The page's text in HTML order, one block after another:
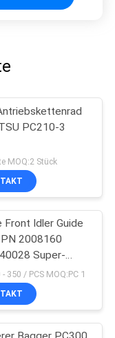
PC210-3
MOQ:2 Stück
Front Idler Guide
2008160
Super-
1
- 350 / PCS MOQ:PC 1